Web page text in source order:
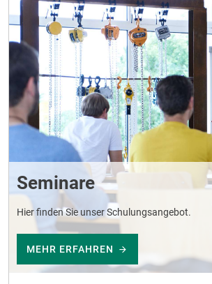
Seminare
Hier finden Sie unser Schulungsangebot.
MEHR ERFAHREN